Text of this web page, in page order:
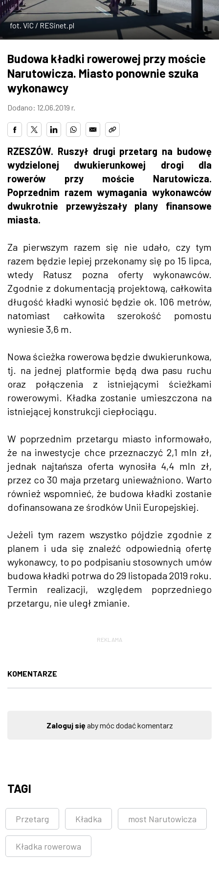
ZDJĘCIA
W RZESZOWIE
fot. ViC / RESinet.pl
Budowa kładki rowerowej przy moście
Narutowicza. Miasto ponownie szuka
wykonawcy
Dodano: 12.06.2019 r.
RZESZÓW. Ruszył drugi przetarg na budowę
wydzielonej dwukierunkowej drogi dla
rowerów przy moście Narutowicza.
Poprzednim razem wymagania wykonawców
dwukrotnie przewyższały plany finansowe
miasta.
Za pierwszym razem się nie udało, czy tym
razem będzie lepiej przekonamy się po 15 lipca,
wtedy Ratusz pozna oferty wykonawców.
Zgodnie z dokumentacją projektową, całkowita
długość kładki wynosić będzie ok. 106 metrów,
natomiast całkowita szerokość pomostu
wyniesie 3,6 m.
Nowa ścieżka rowerowa będzie dwukierunkowa,
tj. na jednej platformie będą dwa pasu ruchu
oraz połączenia z istniejącymi ścieżkami
rowerowymi. Kładka zostanie umieszczona na
istniejącej konstrukcji ciepłociągu.
W poprzednim przetargu miasto informowało,
że na inwestycje chce przeznaczyć 2,1 mln zł,
jednak najtańsza oferta wynosiła 4,4 mln zł,
przez co 30 maja przetarg unieważniono. Warto
również wspomnieć, że budowa kładki zostanie
dofinansowana ze środków Unii Europejskiej.
Jeżeli tym razem wszystko pójdzie zgodnie z
planem i uda się znaleźć odpowiednią ofertę
wykonawcy, to po podpisaniu stosownych umów
budowa kładki potrwa do 29 listopada 2019 roku.
Termin realizacji, względem poprzedniego
przetargu, nie uległ zmianie.
REKLAMA
KOMENTARZE
Zaloguj sięaby móc dodać komentarz
TAGI
Przetarg Kładka most Narutowicza
Kładka rowerowa